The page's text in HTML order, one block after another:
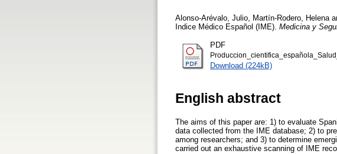
Alonso-Arévalo, Julio Martín-Rodero, Helena
Indice Médico Español (IME). Medicina y
PDF
Download (224kB)
English abstract
The aims of this paper are: 1) to evaluate
data collected from the IME database; 2) to
among researchers; and 3) to determine
carried out an exhaustive scanning of IME